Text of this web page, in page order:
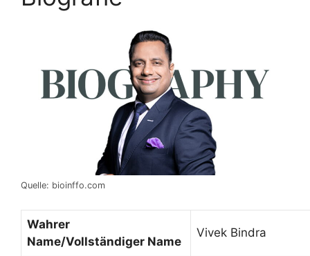
Quelle: bioinffo.com
Wahrer
Name/Vollständiger Name
Vivek Bindra